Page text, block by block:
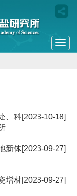
[2023-10-18]
、科
[2023-09-27]
新体
[2023-09-27]
增材